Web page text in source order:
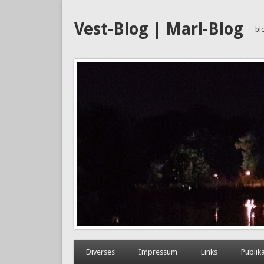
Vest-Blog | Marl-Blog
Diverses Impressum Links